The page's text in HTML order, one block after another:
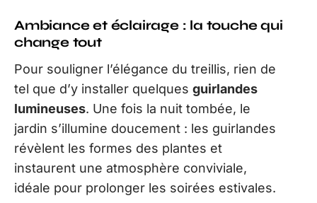
Ambiance et éclairage : la touche qui
change tout
Pour souligner l’élégance du treillis, rien de
tel que d’y installer quelques guirlandes
lumineuses. Une fois la nuit tombée, le
jardin s’illumine doucement : les guirlandes
révèlent les formes des plantes et
instaurent une atmosphère conviviale,
idéale pour prolonger les soirées estivales.